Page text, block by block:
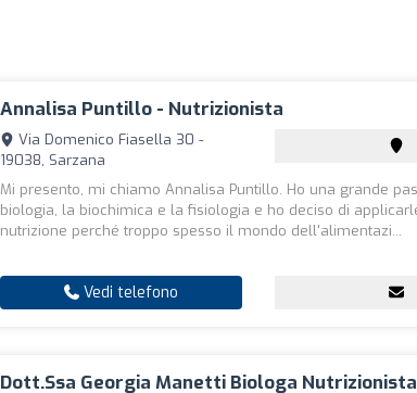
Annalisa Puntillo - Nutrizionista
Via Domenico Fiasella 30 -
19038, Sarzana
Mi presento, mi chiamo Annalisa Puntillo. Ho una grande
biologia, la biochimica e la fisiologia e ho deciso di
nutrizione perché troppo spesso il mondo dell'alimentazi...
Vedi telefono
Dott.ssa Georgia Manetti Biologa